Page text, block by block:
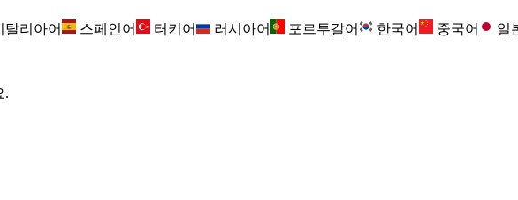
탈리아어 스페인어 터키어 러시아어 포르투갈어 한국어 중국어 일
.